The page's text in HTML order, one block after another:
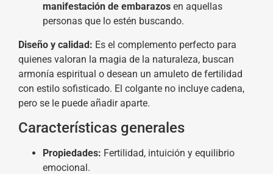
manifestación de embarazos en aquellas
personas que lo estén buscando.
Diseño y calidad: Es el complemento perfecto para
quienes valoran la magia de la naturaleza, buscan
armonía espiritual o desean un amuleto de fertilidad
con estilo sofisticado. El colgante no incluye cadena,
pero se le puede añadir aparte.
Características generales
Propiedades: Fertilidad, intuición y equilibrio
emocional.